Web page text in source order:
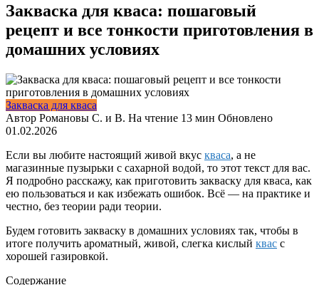
Закваска для кваса: пошаговый
рецепт и все тонкости приготовления в
домашних условиях
Закваска для кваса
Автор Романовы С. и В. На чтение 13 мин Обновлено
01.02.2026
Если вы любите настоящий живой вкус кваса, а не
магазинные пузырьки с сахарной водой, то этот текст для вас.
Я подробно расскажу, как приготовить закваску для кваса, как
ею пользоваться и как избежать ошибок. Всё — на практике и
честно, без теории ради теории.
Будем готовить закваску в домашних условиях так, чтобы в
итоге получить ароматный, живой, слегка кислый квас с
хорошей газировкой.
Содержание